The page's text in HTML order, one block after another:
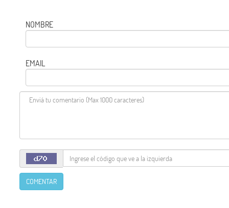
NOMBRE
EMAIL
COMENTAR